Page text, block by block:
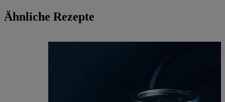
Ähnliche Rezepte